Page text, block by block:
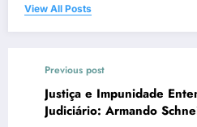
View All Posts
Previous post
Justiça e Impunidade
Judiciário: Armando